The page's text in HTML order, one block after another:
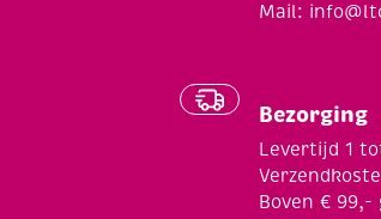
Mail:
Bezorging
Levertijd 1
Boven €